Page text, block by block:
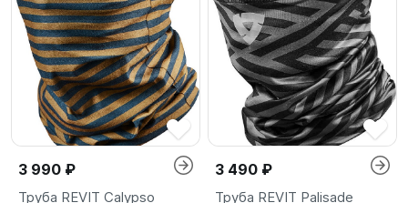
3 990 ₽
Труба REVIT Calypso
3 490 ₽
Труба REVIT Palisade